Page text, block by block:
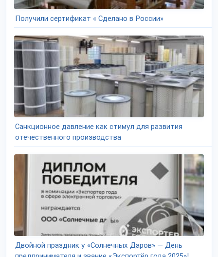
Получили сертификат « Сделано в России»
Санкционное давление как стимул для развития
отечественного производства
Двойной праздник у «Солнечных Даров» — День